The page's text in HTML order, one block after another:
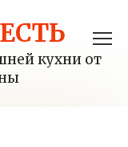
кухни от